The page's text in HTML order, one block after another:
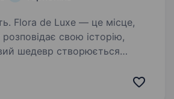
свою історію,
шедевр створюється
творчого та енергійного